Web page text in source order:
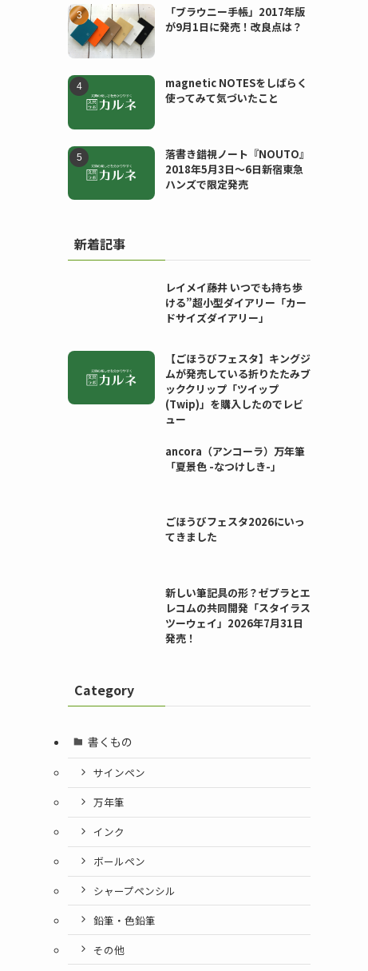
「ブラウニー手帳」2017年版
が9月1日に発売！改良点は？
magnetic NOTESをしばらく
使ってみて気づいたこと
落書き錯視ノート『NOUTO』
2018年5月3日〜6日新宿東急
ハンズで限定発売
新着記事
レイメイ藤井 いつでも持ち歩
ける”超小型ダイアリー「カー
ドサイズダイアリー」
【ごほうびフェスタ】キングジ
ムが発売している折りたたみブ
ッククリップ「ツイップ
(Twip)」を購入したのでレビ
ュー
ancora（アンコーラ）万年筆
「夏景色 -なつけしき-」
ごほうびフェスタ2026にいっ
てきました
新しい筆記具の形？ゼブラとエ
レコムの共同開発「スタイラス
ツーウェイ」2026年7月31日
発売！
Category
書くもの
サインペン
万年筆
インク
ボールペン
シャープペンシル
鉛筆・色鉛筆
その他